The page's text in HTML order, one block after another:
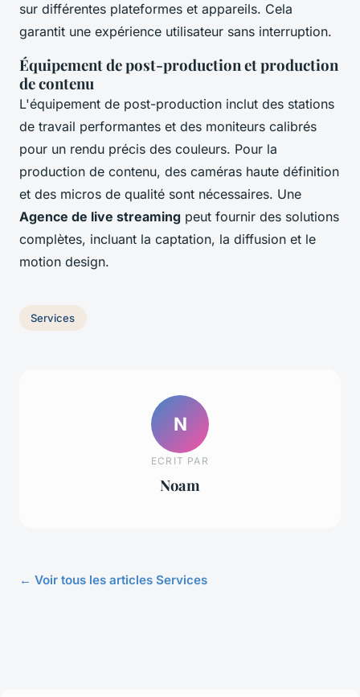
sur différentes plateformes et appareils. Cela
garantit une expérience utilisateur sans interruption.
Équipement de post-production et production
de contenu
L'équipement de post-production inclut des stations
de travail performantes et des moniteurs calibrés
pour un rendu précis des couleurs. Pour la
production de contenu, des caméras haute définition
et des micros de qualité sont nécessaires. Une
Agence de live streaming peut fournir des solutions
complètes, incluant la captation, la diffusion et le
motion design.
Services
N
ECRIT PAR
Noam
← Voir tous les articles Services